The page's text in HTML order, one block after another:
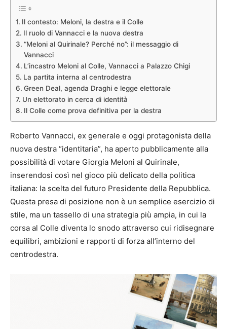
Il contesto: Meloni, la destra e il Colle
Il ruolo di Vannacci e la nuova destra
“Meloni al Quirinale? Perché no”: il messaggio di
Vannacci
L’incastro Meloni al Colle, Vannacci a Palazzo Chigi
La partita interna al centrodestra
Green Deal, agenda Draghi e legge elettorale
Un elettorato in cerca di identità
Il Colle come prova definitiva per la destra
Roberto Vannacci, ex generale e oggi protagonista della
nuova destra “identitaria”, ha aperto pubblicamente alla
possibilità di votare Giorgia Meloni al Quirinale,
inserendosi così nel gioco più delicato della politica
italiana: la scelta del futuro Presidente della Repubblica.
Questa presa di posizione non è un semplice esercizio di
stile, ma un tassello di una strategia più ampia, in cui la
corsa al Colle diventa lo snodo attraverso cui ridisegnare
equilibri, ambizioni e rapporti di forza all’interno del
centrodestra.